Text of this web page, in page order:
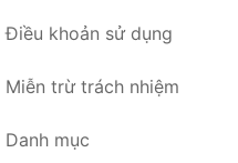
Điều khoản sử dụng
Miễn trừ trách nhiệm
Danh mục